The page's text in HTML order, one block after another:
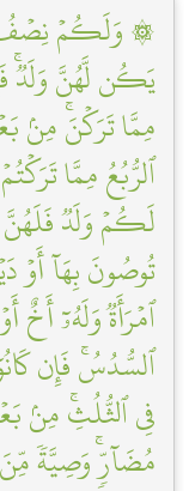
۞ وَلَكُمۡ نِصۡفُ
يَكُن لَّهُنَّ وَلَدٞۚ
مِمَّا تَرَكۡنَۚ مِنۢ
ٱلرُّبُعُ مِمَّا
لَكُمۡ وَلَدٞ
تُوصُونَ بِهَآ أَوۡ
ٱمۡرَأَةٞ وَلَهُۥٓ
ٱلسُّدُسُۚ فَإِن
فِي ٱلثُّلُثِۚ مِنۢ
مُضَآرّٖۚ وَصِيَّةٗ مِّنَ